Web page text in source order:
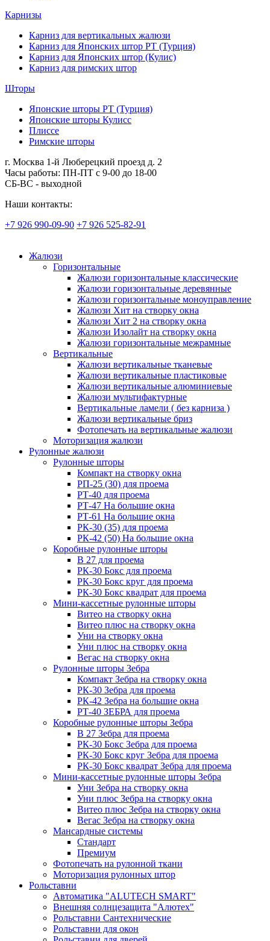
Карнизы
Карниз для вертикальных жалюзи
Карниз для Японских штор РТ (Турция)
Карниз для Японских штор (Кулис)
Карниз для римских штор
Шторы
Японские шторы РТ (Турция)
Японские шторы Кулисс
Плиссе
Римские шторы
г. Москва 1-й Люберецкий проезд д. 2
Часы работы: ПН-ПТ с 9-00 до 18-00
СБ-ВС - выходной
Наши контакты:
+7 926 990-09-90 +7 926 525-82-91
Жалюзи
Горизонтальные
Жалюзи горизонтальные классические
Жалюзи горизонтальные деревянные
Жалюзи горизонтальные моноуправление
Жалюзи Хит на створку окна
Жалюзи Хит 2 на створку окна
Жалюзи Изолайт на створку окна
Жалюзи горизонтальные межрамные
Вертикальные
Жалюзи вертикальные тканевые
Жалюзи вертикальные пластиковые
Жалюзи вертикальные алюминиевые
Жалюзи мультифактурные
Вертикальные ламели ( без карниза )
Жалюзи вертикальные бриз
Фотопечать на вертикальные жалюзи
Моторизация жалюзи
Рулонные жалюзи
Рулонные шторы
Компакт на створку окна
РП-25 (30) для проема
РТ-40 для проема
РТ-47 На большие окна
РТ-61 На большие окна
РК-30 (35) для проема
РК-42 (50) На большие окна
Коробные рулонные шторы
B 27 для проема
РК-30 Бокс для проема
РК-30 Бокс круг для проема
РК-30 Бокс квадрат для проема
Мини-кассетные рулонные шторы
Витео на створку окна
Витео плюс на створку окна
Уни на створку окна
Уни плюс на створку окна
Вегас на створку окна
Рулонные шторы Зебра
Компакт Зебра на створку окна
РК-30 Зебра для проема
РК-42 Зебра на большие окна
РТ-40 ЗЕБРА для проема
Коробные рулонные шторы Зебра
B 27 Зебра для проема
РК-30 Бокс Зебра для проема
РК-30 Бокс круг Зебра для проема
РК-30 Бокс квадрат Зебра для проема
Мини-кассетные рулонные шторы Зебра
Уни Зебра на створку окна
Уни плюс Зебра на створку окна
Витео плюс Зебра на створку окна
Вегас Зебра на створку окна
Мансардные системы
Стандарт
Премиум
Фотопечать на рулонной ткани
Моторизация рулонных штор
Рольставни
Автоматика "ALUTECH SMART"
Внешняя солнцезащита "Алютех"
Рольставни Сантехнические
Рольставни для окон